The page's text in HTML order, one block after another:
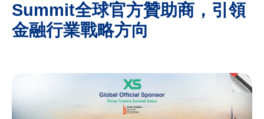
Summit全球官方贊助商，引領
金融行業戰略方向